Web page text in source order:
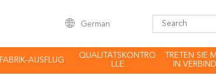
German
FABRIK-AUSFLUG
QUALITÄTSKONTRO
LLE
TRETEN SIE
IN